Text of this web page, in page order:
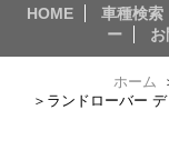
HOME 車種検索
ー
ホーム
＞ ランドローバー